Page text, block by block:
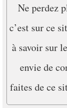
Ne perdez
c’est sur ce
à savoir sur
envie de
faites de ce